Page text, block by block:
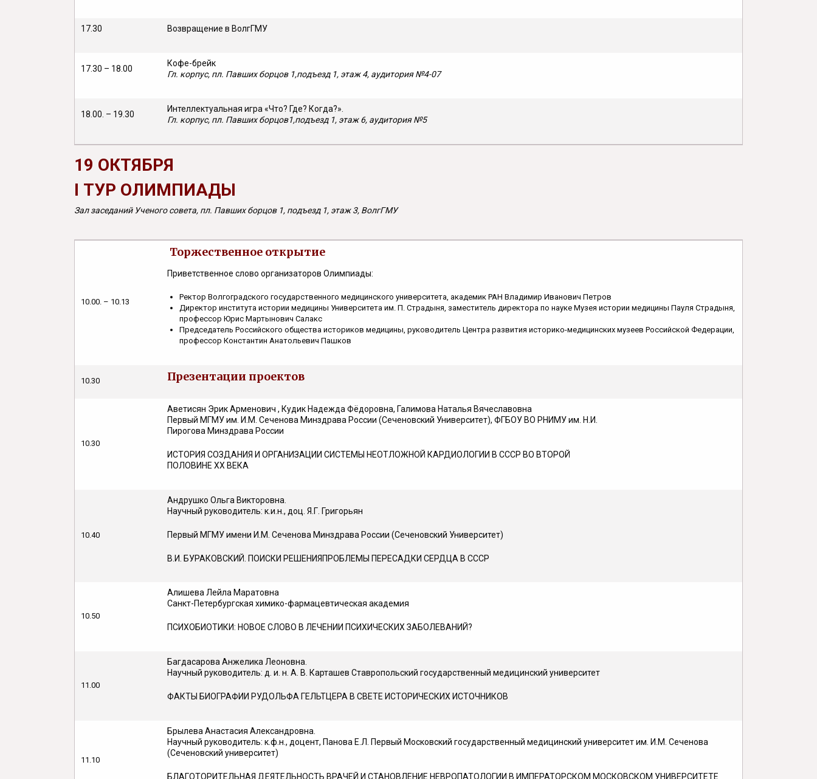
17.30 Возвращение в ВолгГМУ
17.30 – 18.00
Кофе-брейк
Гл. корпус, пл. Павших борцов 1,подъезд 1, этаж 4, аудитория №4-07
18.00. – 19.30
Интеллектуальная игра «Что? Где? Когда?».
Гл. корпус, пл. Павших борцов1,подъезд 1, этаж 6, аудитория №5
19 ОКТЯБРЯ
I ТУР ОЛИМПИАДЫ
Зал заседаний Ученого совета, пл. Павших борцов 1, подъезд 1, этаж 3, ВолгГМУ
10.00. – 10.13
Торжественное открытие
Приветственное слово организаторов Олимпиады:
Ректор Волгоградского государственного медицинского университета, академик РАН Владимир Иванович Петров
Директор института истории медицины Университета им. П. Страдыня, заместитель директора по науке Музея истории медицины Пауля Страдыня,
профессор Юрис Мартынович Салакс
Председатель Российского общества историков медицины, руководитель Центра развития историко-медицинских музеев Российской Федерации,
профессор Константин Анатольевич Пашков
10.30 Презентации проектов
10.30
Аветисян Эрик Арменович , Кудик Надежда Фёдоровна, Галимова Наталья Вячеславовна
Первый МГМУ им. И.М. Сеченова Минздрава России (Сеченовский Университет), ФГБОУ ВО РНИМУ им. Н.И.
Пирогова Минздрава России
ИСТОРИЯ СОЗДАНИЯ И ОРГАНИЗАЦИИ СИСТЕМЫ НЕОТЛОЖНОЙ КАРДИОЛОГИИ В СССР ВО ВТОРОЙ
ПОЛОВИНЕ ХХ ВЕКА
10.40
Андрушко Ольга Викторовна.
Научный руководитель: к.и.н., доц. Я.Г. Григорьян
Первый МГМУ имени И.М. Сеченова Минздрава России (Сеченовский Университет)
В.И. БУРАКОВСКИЙ. ПОИСКИ РЕШЕНИЯПРОБЛЕМЫ ПЕРЕСАДКИ СЕРДЦА В СССР
10.50
Алишева Лейла Маратовна
Санкт-Петербургская химико-фармацевтическая академия
ПСИХОБИОТИКИ: НОВОЕ СЛОВО В ЛЕЧЕНИИ ПСИХИЧЕСКИХ ЗАБОЛЕВАНИЙ?
11.00
Багдасарова Анжелика Леоновна.
Научный руководитель: д. и. н. А. В. Карташев Ставропольский государственный медицинский университет
ФАКТЫ БИОГРАФИИ РУДОЛЬФА ГЕЛЬТЦЕРА В СВЕТЕ ИСТОРИЧЕСКИХ ИСТОЧНИКОВ
11.10
Брылева Анастасия Александровна.
Научный руководитель: к.ф.н., доцент, Панова Е.Л. Первый Московский государственный медицинский университет им. И.М. Сеченова
(Сеченовский университет)
БЛАГОТОРИТЕЛЬНАЯ ДЕЯТЕЛЬНОСТЬ ВРАЧЕЙ И СТАНОВЛЕНИЕ НЕВРОПАТОЛОГИИ В ИМПЕРАТОРСКОМ МОСКОВСКОМ УНИВЕРСИТЕТЕ